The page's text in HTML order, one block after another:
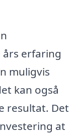
erfaring
muligvis
kan også
resultat. Det
at